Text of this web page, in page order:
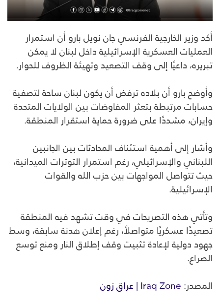
أكد وزير الخارجية الفرنسي جان نويل بارو أن استمرار
العمليات العسكرية الإسرائيلية داخل لبنان لا يمكن
تبريره، داعيًا إلى وقف التصعيد وتهيئة الظروف للحوار.
وأوضح بارو أن بلاده ترفض أن يكون لبنان ساحة لتصفية
حسابات مرتبطة بتعثر المفاوضات بين الولايات المتحدة
وإيران، مشددًا على ضرورة حماية استقرار المنطقة.
وأشار إلى أهمية استئناف المحادثات بين الجانبين
اللبناني والإسرائيلي، رغم استمرار التوترات الميدانية،
حيث تتواصل المواجهات بين حزب الله والقوات
الإسرائيلية.
وتأتي هذه التصريحات في وقت تشهد فيه المنطقة
تصعيدًا عسكريًا متواصلاً، رغم إعلان هدنة سابقة، وسط
جهود دولية لإعادة تثبيت وقف إطلاق النار ومنع توسع
الصراع.
المصدر:Iraq Zone | عراق زون